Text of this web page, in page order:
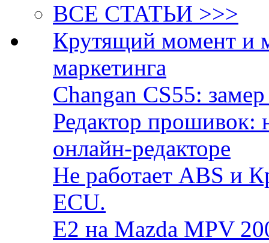
ВСЕ СТАТЬИ >>>
Крутящий момент и
маркетинга
Changan CS55:
Редактор прошивок:
онлайн-редакторе
Не работает ABS и
ECU.
E2 на Mazda MPV